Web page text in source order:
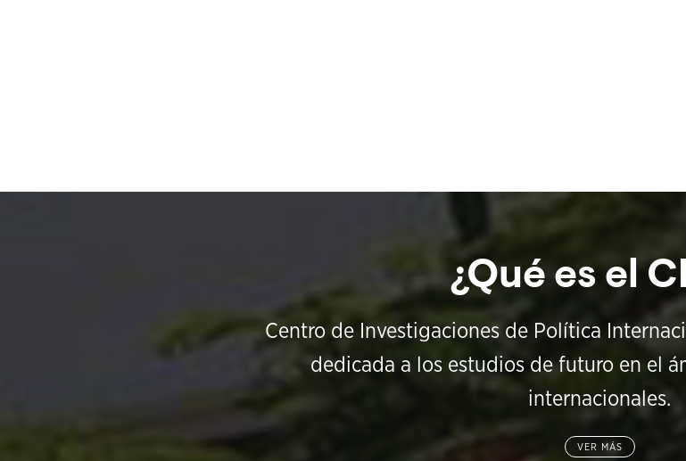
¿Qué es el
Centro de Investigaciones de Política
dedicada a los estudios de futuro en el
internacionales.
VER MÁS